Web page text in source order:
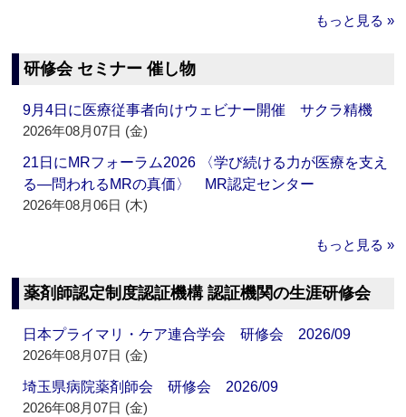
もっと見る »
研修会 セミナー 催し物
9月4日に医療従事者向けウェビナー開催 サクラ精機
2026年08月07日 (金)
21日にMRフォーラム2026 〈学び続ける力が医療を支え
る―問われるMRの真価〉 MR認定センター
2026年08月06日 (木)
もっと見る »
薬剤師認定制度認証機構 認証機関の生涯研修会
日本プライマリ・ケア連合学会 研修会 2026/09
2026年08月07日 (金)
埼玉県病院薬剤師会 研修会 2026/09
2026年08月07日 (金)